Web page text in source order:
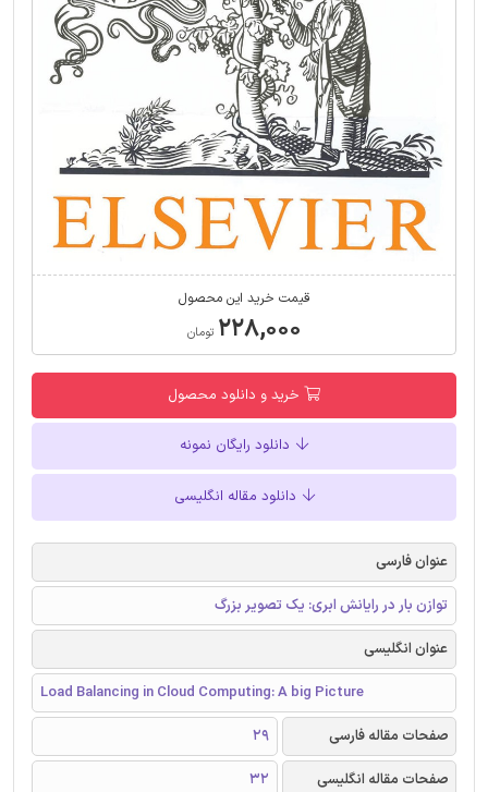
قیمت خرید این محصول
۲۲۸,۰۰۰ تومان
خرید و دانلود محصول
دانلود رایگان نمونه
دانلود مقاله انگلیسی
عنوان فارسی
توازن بار در رایانش ابری: یک تصویر بزرگ
عنوان انگلیسی
Load Balancing in Cloud Computing: A big Picture
صفحات مقاله فارسی
29
صفحات مقاله انگلیسی
32